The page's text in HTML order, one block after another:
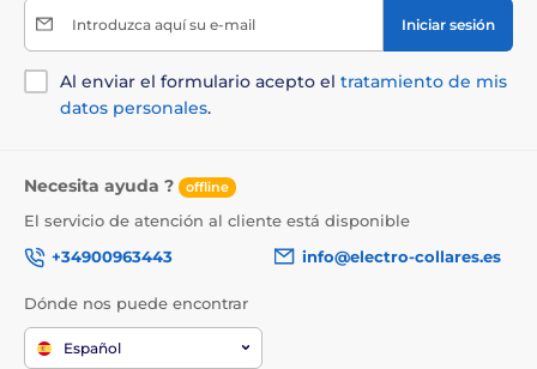
Introduzca aquí su e-mail Iniciar sesión
Al enviar el formulario acepto el tratamiento de mis
datos personales.
Necesita ayuda ? offline
El servicio de atención al cliente está disponible
+34900963443
info@electro-collares.es
Dónde nos puede encontrar
Español